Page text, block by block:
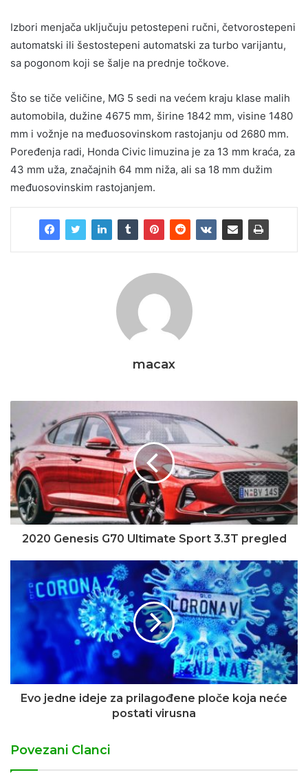
Izbori menjača uključuju petostepeni ručni, četvorostepeni
automatski ili šestostepeni automatski za turbo varijantu,
sa pogonom koji se šalje na prednje točkove.
Što se tiče veličine, MG 5 sedi na većem kraju klase malih
automobila, dužine 4675 mm, širine 1842 mm, visine 1480
mm i vožnje na međuosovinskom rastojanju od 2680 mm.
Poređenja radi, Honda Civic limuzina je za 13 mm kraća, za
43 mm uža, značajnih 64 mm niža, ali sa 18 mm dužim
međuosovinskim rastojanjem.
macax
2020 Genesis G70 Ultimate Sport 3.3T pregled
Evo jedne ideje za prilagođene ploče koja neće
postati virusna
Povezani Clanci